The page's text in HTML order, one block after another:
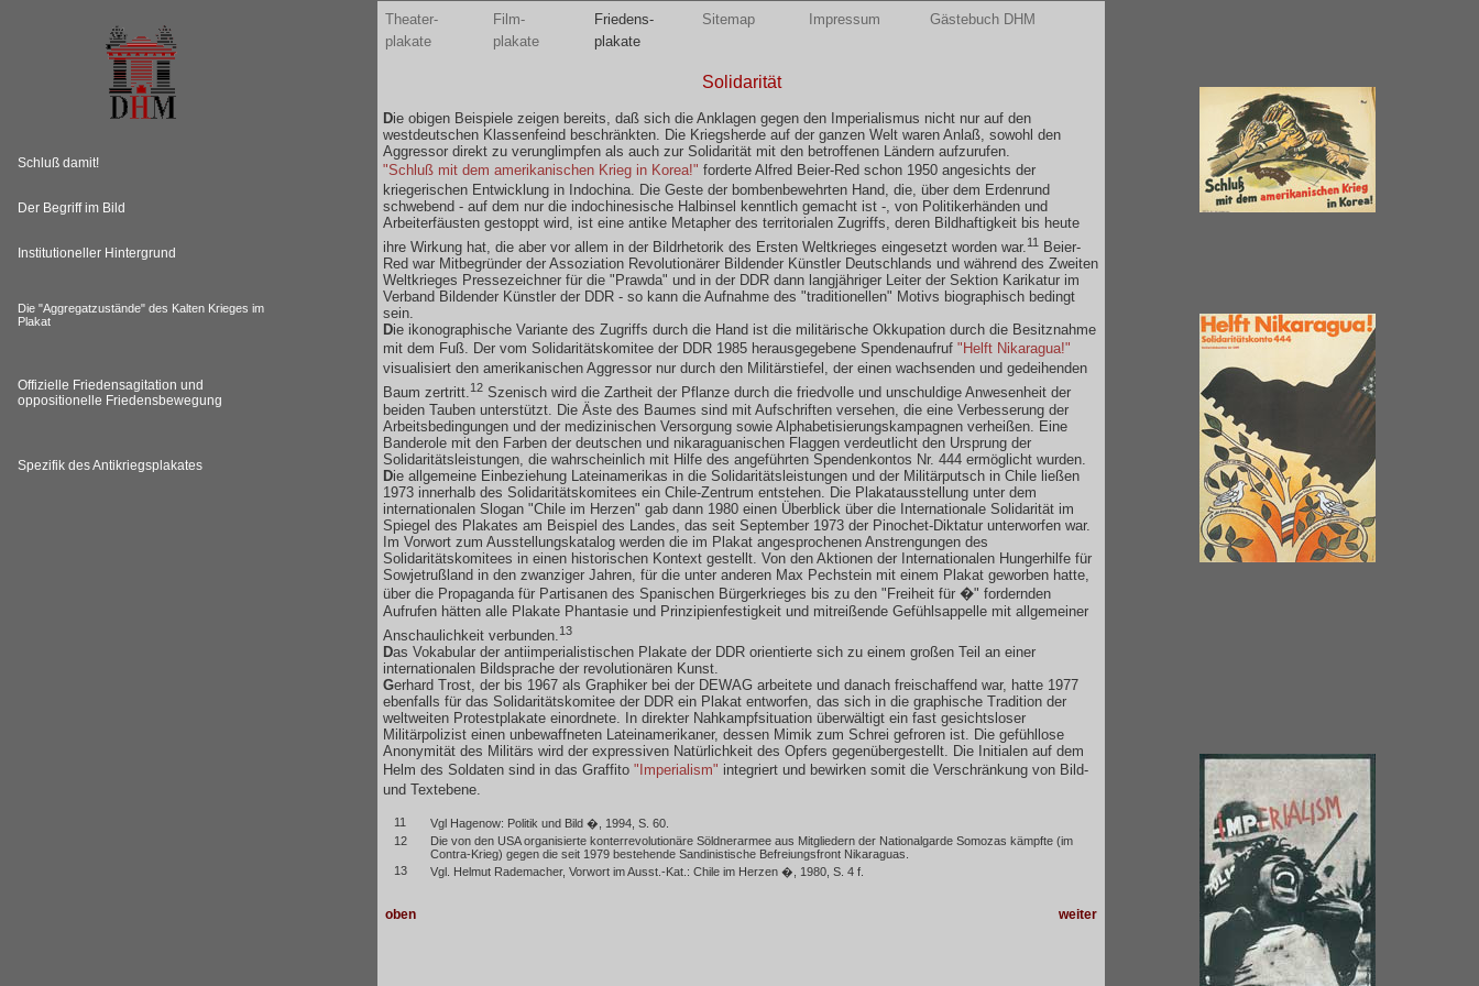
Schluß damit!
Der Begriff im Bild
Institutioneller Hintergrund
Die "Aggregatzustände" des Kalten Krieges im
Plakat
Offizielle Friedensagitation und
oppositionelle Friedensbewegung
Spezifik des Antikriegsplakates
Theater-
plakate
Film-
plakate
Friedens-
plakate
Sitemap Impressum Gästebuch DHM
Solidarität
Die obigen Beispiele zeigen bereits, daß sich die Anklagen gegen den Imperialismus nicht nur auf den
westdeutschen Klassenfeind beschränkten. Die Kriegsherde auf der ganzen Welt waren Anlaß, sowohl den
Aggressor direkt zu verunglimpfen als auch zur Solidarität mit den betroffenen Ländern aufzurufen.
"Schluß mit dem amerikanischen Krieg in Korea!" forderte Alfred Beier-Red schon 1950 angesichts der
kriegerischen Entwicklung in Indochina. Die Geste der bombenbewehrten Hand, die, über dem Erdenrund
schwebend - auf dem nur die indochinesische Halbinsel kenntlich gemacht ist -, von Politikerhänden und
Arbeiterfäusten gestoppt wird, ist eine antike Metapher des territorialen Zugriffs, deren Bildhaftigkeit bis heute
ihre Wirkung hat, die aber vor allem in der Bildrhetorik des Ersten Weltkrieges eingesetzt worden war.11
Beier-
Red war Mitbegründer der Assoziation Revolutionärer Bildender Künstler Deutschlands und während des Zweiten
Weltkrieges Pressezeichner für die "Prawda" und in der DDR dann langjähriger Leiter der Sektion Karikatur im
Verband Bildender Künstler der DDR - so kann die Aufnahme des "traditionellen" Motivs biographisch bedingt
sein.
Die ikonographische Variante des Zugriffs durch die Hand ist die militärische Okkupation durch die Besitznahme
mit dem Fuß. Der vom Solidaritätskomitee der DDR 1985 herausgegebene Spendenaufruf "Helft Nikaragua!"
visualisiert den amerikanischen Aggressor nur durch den Militärstiefel, der einen wachsenden und gedeihenden
Baum zertritt.12 Szenisch wird die Zartheit der Pflanze durch die friedvolle und unschuldige Anwesenheit der
beiden Tauben unterstützt. Die Äste des Baumes sind mit Aufschriften versehen, die eine Verbesserung der
Arbeitsbedingungen und der medizinischen Versorgung sowie Alphabetisierungskampagnen verheißen. Eine
Banderole mit den Farben der deutschen und nikaraguanischen Flaggen verdeutlicht den Ursprung der
Solidaritätsleistungen, die wahrscheinlich mit Hilfe des angeführten Spendenkontos Nr. 444 ermöglicht wurden.
Die allgemeine Einbeziehung Lateinamerikas in die Solidaritätsleistungen und der Militärputsch in Chile ließen
1973 innerhalb des Solidaritätskomitees ein Chile-Zentrum entstehen. Die Plakatausstellung unter dem
internationalen Slogan "Chile im Herzen" gab dann 1980 einen Überblick über die Internationale Solidarität im
Spiegel des Plakates am Beispiel des Landes, das seit September 1973 der Pinochet-Diktatur unterworfen war.
Im Vorwort zum Ausstellungskatalog werden die im Plakat angesprochenen Anstrengungen des
Solidaritätskomitees in einen historischen Kontext gestellt. Von den Aktionen der Internationalen Hungerhilfe für
Sowjetrußland in den zwanziger Jahren, für die unter anderen Max Pechstein mit einem Plakat geworben hatte,
über die Propaganda für Partisanen des Spanischen Bürgerkrieges bis zu den "Freiheit für �" fordernden
Aufrufen hätten alle Plakate Phantasie und Prinzipienfestigkeit und mitreißende Gefühlsappelle mit allgemeiner
Anschaulichkeit verbunden.13
Das Vokabular der antiimperialistischen Plakate der DDR orientierte sich zu einem großen Teil an einer
internationalen Bildsprache der revolutionären Kunst.
Gerhard Trost, der bis 1967 als Graphiker bei der DEWAG arbeitete und danach freischaffend war, hatte 1977
ebenfalls für das Solidaritätskomitee der DDR ein Plakat entworfen, das sich in die graphische Tradition der
weltweiten Protestplakate einordnete. In direkter Nahkampfsituation überwältigt ein fast gesichtsloser
Militärpolizist einen unbewaffneten Lateinamerikaner, dessen Mimik zum Schrei gefroren ist. Die gefühllose
Anonymität des Militärs wird der expressiven Natürlichkeit des Opfers gegenübergestellt. Die Initialen auf dem
Helm des Soldaten sind in das Graffito "Imperialism" integriert und bewirken somit die Verschränkung von Bild-
und Textebene.
11
Vgl Hagenow: Politik und Bild �, 1994, S. 60.
12
Die von den USA organisierte konterrevolutionäre Söldnerarmee aus Mitgliedern der Nationalgarde Somozas kämpfte (im
Contra-Krieg) gegen die seit 1979 bestehende Sandinistische Befreiungsfront Nikaraguas.
13
Vgl. Helmut Rademacher, Vorwort im Ausst.-Kat.: Chile im Herzen �, 1980, S. 4 f.
oben weiter